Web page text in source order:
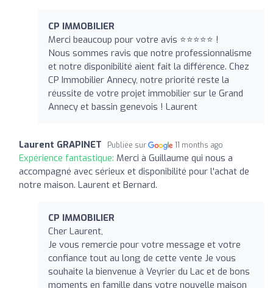
CP IMMOBILIER
Merci beaucoup pour votre avis ⭐⭐⭐⭐⭐ !
Nous sommes ravis que notre professionnalisme
et notre disponibilité aient fait la différence. Chez
CP Immobilier Annecy, notre priorité reste la
réussite de votre projet immobilier sur le Grand
Annecy et bassin genevois ! Laurent
Laurent GRAPINET Publiée sur 11 months ago
Expérience fantastique: Merci à Guillaume qui nous a
accompagné avec sérieux et disponibilité pour l'achat de
notre maison. Laurent et Bernard.
CP IMMOBILIER
Cher Laurent,
Je vous remercie pour votre message et votre
confiance tout au long de cette vente Je vous
souhaite la bienvenue à Veyrier du Lac et de bons
moments en famille dans votre nouvelle maison